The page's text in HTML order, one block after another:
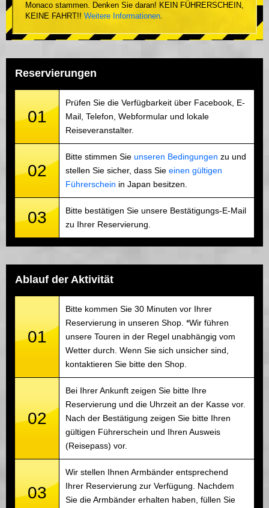
Monaco stammen. Denken Sie daran! KEIN FÜHRERSCHEIN,
KEINE FAHRT!! Weitere Informationen.
Reservierungen
01
Prüfen Sie die Verfügbarkeit über Facebook, E-
Mail, Telefon, Webformular und lokale
Reiseveranstalter.
02
Bitte stimmen Sie unseren Bedingungen zu und
stellen Sie sicher, dass Sie einen gültigen
Führerschein in Japan besitzen.
03
Bitte bestätigen Sie unsere Bestätigungs-E-Mail
zu Ihrer Reservierung.
Ablauf der Aktivität
01
Bitte kommen Sie 30 Minuten vor Ihrer
Reservierung in unseren Shop. *Wir führen
unsere Touren in der Regel unabhängig vom
Wetter durch. Wenn Sie sich unsicher sind,
kontaktieren Sie bitte den Shop.
02
Bei Ihrer Ankunft zeigen Sie bitte Ihre
Reservierung und die Uhrzeit an der Kasse vor.
Nach der Bestätigung zeigen Sie bitte Ihren
gültigen Führerschein und Ihren Ausweis
(Reisepass) vor.
03
Wir stellen Ihnen Armbänder entsprechend
Ihrer Reservierung zur Verfügung. Nachdem
Sie die Armbänder erhalten haben, füllen Sie